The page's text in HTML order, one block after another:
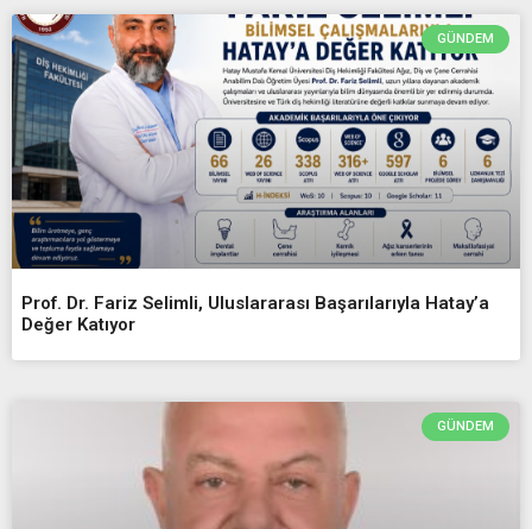
GÜNDEM
Prof. Dr. Fariz Selimli, Uluslararası Başarılarıyla Hatay’a
Değer Katıyor
GÜNDEM